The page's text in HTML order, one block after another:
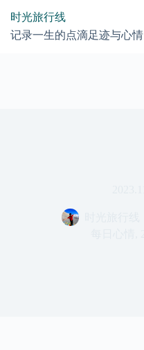
时光旅行线
记录一生的点滴足迹与心情